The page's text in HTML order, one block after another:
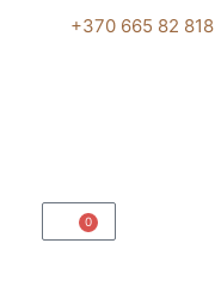
+370 665 82 818
0
Cart